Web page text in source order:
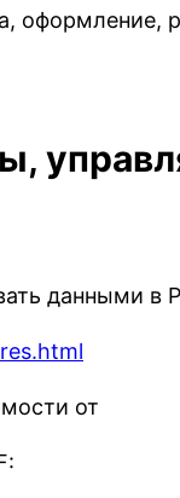
оформление,
данными в
от